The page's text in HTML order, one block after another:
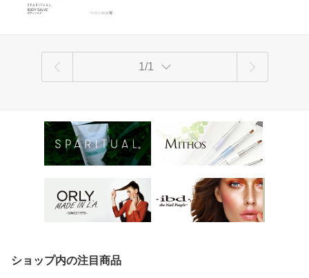
1/1
ショップ内の注目商品